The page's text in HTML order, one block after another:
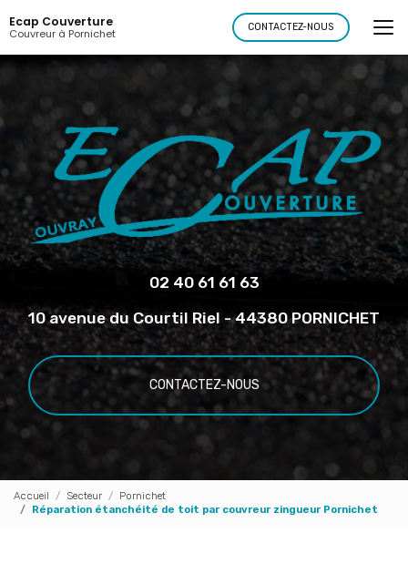
auEcap Couverture
Couvreur à Pornichet CONTACTEZ-NOUS
02 40 61 61 63
10 avenue du Courtil Riel - 44380 PORNICHET
CONTACTEZ-NOUS
Accueil Secteur
Pornichet
Réparation étanchéité de toit par couvreur zingueur Pornichet